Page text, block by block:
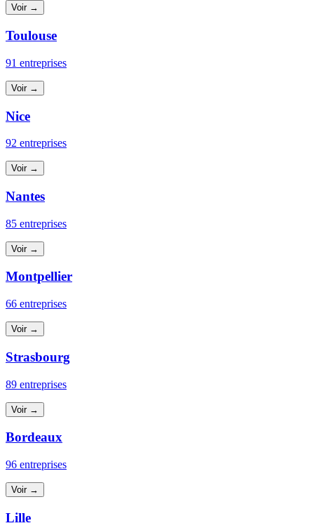
Voir →
Toulouse
91 entreprises
Voir →
Nice
92 entreprises
Voir →
Nantes
85 entreprises
Voir →
Montpellier
66 entreprises
Voir →
Strasbourg
89 entreprises
Voir →
Bordeaux
96 entreprises
Voir →
Lille